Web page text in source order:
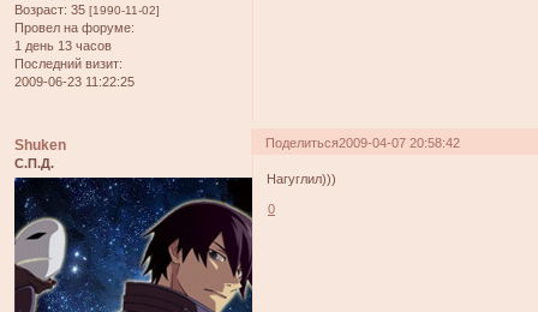
Возраст: 35 [1990-11-02]
Провел на форуме:
1 день 13 часов
Последний визит:
2009-06-23 11:22:25
Поделиться2009-04-07 20:58:42
Shuken
С.П.Д.
Нагуглил)))
0